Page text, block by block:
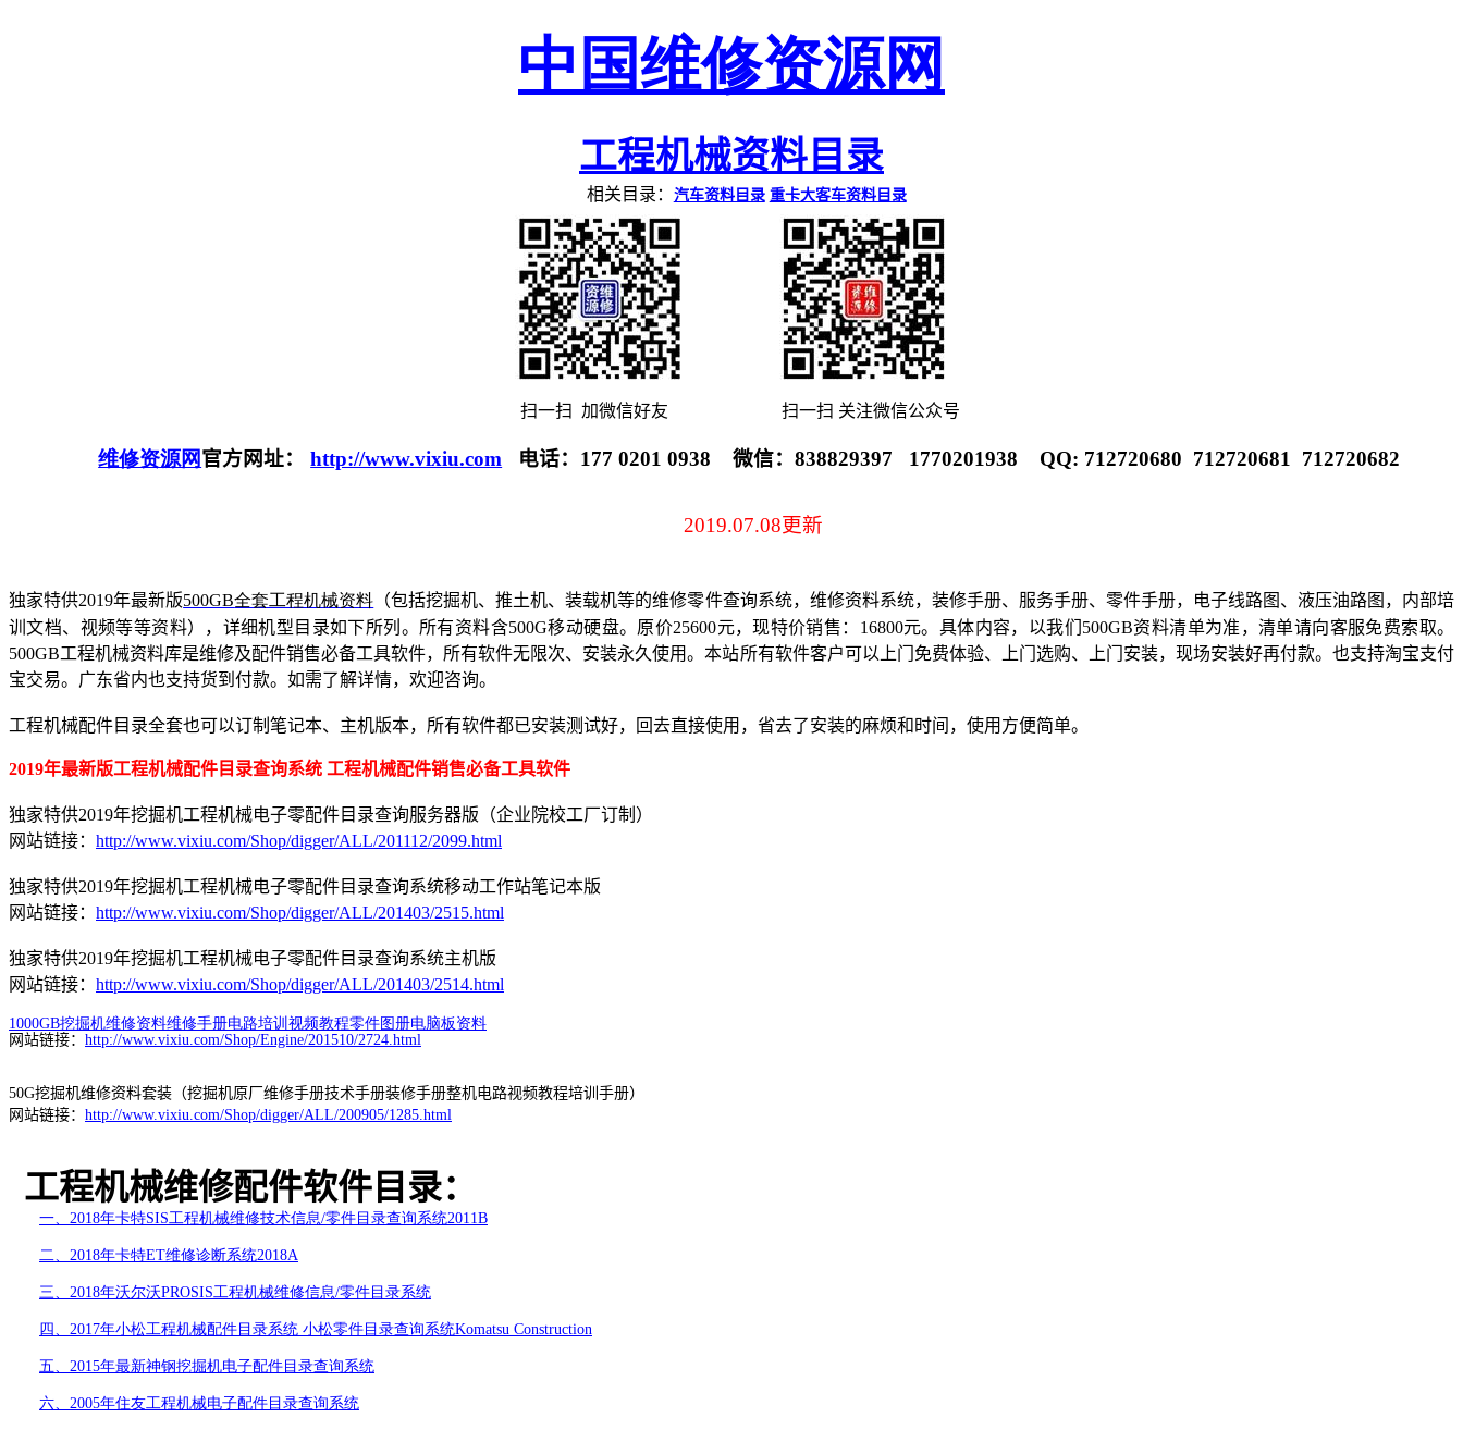
中国维修资源网
工程机械资料目 录
相关目录： 汽车资料目录 重卡大客车资料目录
扫一扫 加微信好友 扫一扫 关注微信公众号
维修资源网官方网址： http://www.vixiu.com 电话： 177 0201 0938 微信：838829397 1770201938 QQ: 712720680 712720681 712720682
2019.07.08更新
独家特供2019年最新版500GB全套工程机械资料 （包括挖掘机、推土机、装载机等的维修零件查询系统，维修资料系统，装修手册、服务手册、零件手册，电子线路图、液压油路图，内部培
训文档、视频等等资料），详细机型目录如下所列。所有资料含500G移动硬盘。原价25600元，现特价销售： 16800元。具体内容，以我们 500GB资料清单为准，清单请向客服免费索取。
500GB工程机械资料库是维修及配件销售必备工具软件， 所有软件无限次、安装永久使用。本站所有软件客户可以上门免费体验、上门选购、上门安装，现场安装好再付款。也支持淘宝支付
宝交易。广东省内也支持货到付款。如需了解详情，欢迎咨询。
工程机械配件目录全套也可以订制笔记本、主机版本，所有软件都已安装测试好，回去直接使用，省去了安装的麻烦和时间，使用方便简单。
2019年最新版工程机械配件目录查询系统 工程机械配件销售必备工具软件
独家特供2019年挖掘机工程机械电子零配件目录查询服务器版（企业院校工厂订制）
网站链接： http://www.vixiu.com/Shop/digger/ALL/201112/2099.html
独家特供2019年挖掘机工程机械电子零配件目录查询系统移动工作站笔记本版
网站链接： http://www.vixiu.com/Shop/digger/ALL/201403/2515.html
独家特供2019年挖掘机工程机械电子零配件目录查询系统主机版
网站链接： http://www.vixiu.com/Shop/digger/ALL/201403/2514.html
1000GB挖掘机维修资料维修手册电路培训视频教程零件图册电脑板资料
网站链接： http://www.vixiu.com/Shop/Engine/201510/2724.html
50G挖掘机维修资料套装（挖掘机原厂维修手册技术手册装修手册整机电路视频教程培训手册）
网站链接： http://www.vixiu.com/Shop/digger/ALL/200905/1285.html
工程机械维修配件软件目录：
一、 2018年卡特SIS工程机械维修技术信息/零件目录查询系统2011B
二、 2018年卡特ET维修诊断系统2018A
三、 2018年沃尔沃PROSIS工程机械维修信息/零件目录系统
四、 2017年小松工程机械配件目录系统 小松零件目录查询系统Komatsu Construction
五、 2015年最新神钢挖掘机电子配件目录查询系统
六、 2005年住友工程机械电子配件目录查询系统